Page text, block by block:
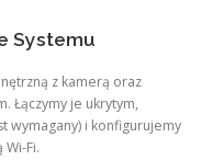
Systemu
z kamerą oraz
Łączymy je ukrytym,
wymagany) i konfigurujemy
Fi.